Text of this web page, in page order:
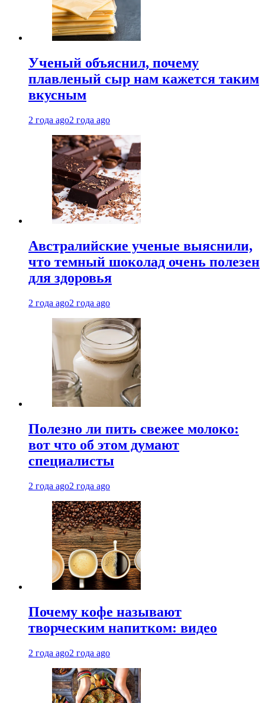
Ученый объяснил, почему
плавленый сыр нам кажется таким
вкусным
2 года ago2 года ago
Австралийские ученые выяснили,
что темный шоколад очень полезен
для здоровья
2 года ago2 года ago
Полезно ли пить свежее молоко:
вот что об этом думают
специалисты
2 года ago2 года ago
Почему кофе называют
творческим напитком: видео
2 года ago2 года ago